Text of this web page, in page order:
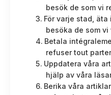
besök de som vi
För varje stad, äta
besöka de som vi
Betala
refuser tout
Uppdatera våra
hjälp av våra
Berika våra